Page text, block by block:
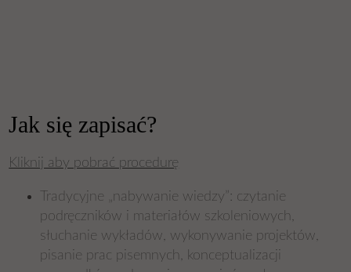
Jak się zapisać?
Kliknij aby pobrać procedurę
Tradycyjne „nabywanie wiedzy”: czytanie
podręczników i materiałów szkoleniowych,
słuchanie wykładów, wykonywanie projektów,
pisanie prac pisemnych, konceptualizacji